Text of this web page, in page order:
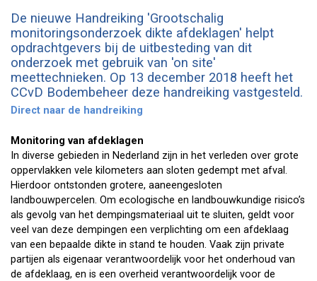
De nieuwe Handreiking 'Grootschalig
monitoringsonderzoek dikte afdeklagen' helpt
opdrachtgevers bij de uitbesteding van dit
onderzoek met gebruik van 'on site'
meettechnieken. Op 13 december 2018 heeft het
CCvD Bodembeheer deze handreiking vastgesteld.
Direct naar de handreiking
Monitoring van afdeklagen
In diverse gebieden in Nederland zijn in het verleden over grote
oppervlakken vele kilometers aan sloten gedempt met afval.
Hierdoor ontstonden grotere, aaneengesloten
landbouwpercelen. Om ecologische en landbouwkundige risico’s
als gevolg van het dempingsmateriaal uit te sluiten, geldt voor
veel van deze dempingen een verplichting om een afdeklaag
van een bepaalde dikte in stand te houden. Vaak zijn private
partijen als eigenaar verantwoordelijk voor het onderhoud van
de afdeklaag, en is een overheid verantwoordelijk voor de